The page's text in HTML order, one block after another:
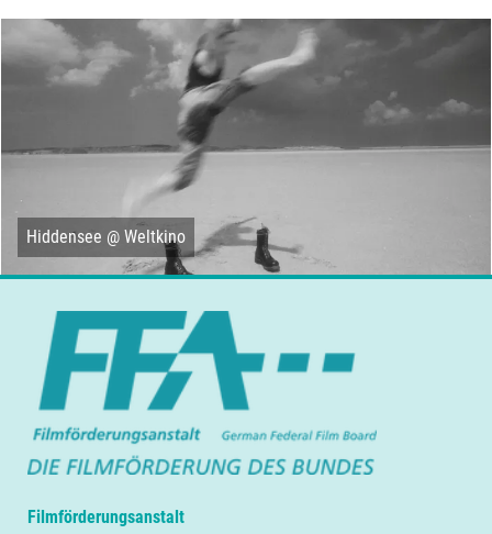
Hiddensee @ Weltkino
Filmförderungsanstalt